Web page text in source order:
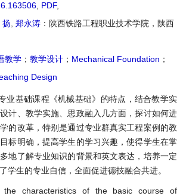
PDF,
扬 郑永涛 ：陕西铁路工程职业技术学院，陕西
教学 ； 教学设计 ； Mechanical Foundation ；
Design
业基础课程《机械基础》的特点，结合教学实
计、教学实施、思政融入几方面，探讨如何进
的改革，特别是通过专业群真实工程案例的教
标明确，提高学生的学习兴趣，使得学生在掌
地了解专业知识的背景和英文表达，培养一定
学生的专业自信，全面促进德技融合共进。
the characteristics of the basic course of